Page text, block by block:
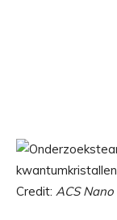
Credit: ACS Nano